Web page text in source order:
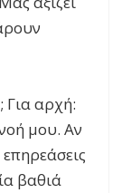
Για αρχή:
μου. Αν
βαθιά